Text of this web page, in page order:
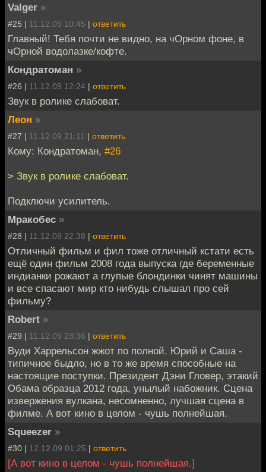
Valger »
#25 | 11.12.09 10:45 | ответить
Главный! Тебя почти не видно, на чОрном фоне, в
чОрной водолазке/кофте.
Кондратоман »
#26 | 11.12.09 12:24 | ответить
Звук в ролике слабоват.
Леон »
#27 | 11.12.09 21:11 | ответить
Кому: Кондратоман, #26
> Звук в ролике слабоват.
Подключи усилитель.
Мракобес »
#28 | 11.12.09 22:38 | ответить
Отличный фильм и фил тоже отличный кстати есть
ещё один фильм 2008 года выпуска где беременные
индианки рожают а глупые блондинки чинят машины
и все спасают мир кто нибудь слышал про сей
фильму?
Robert »
#29 | 11.12.09 23:36 | ответить
Вуди Харрельсон жжот по полной. Юрий и Саша -
типичное быдло, но в то же время способные на
настоящие поступки. Президент Дэни Гловер, этакий
Обама образца 2012 года, унылый набожник. Сцена
извержения вулкана, несомненно, лучшая сцена в
филме. А вот кино в целом - чушь полнейшая.
Squeezer »
#30 | 12.12.09 01:25 | ответить
[А вот кино в целом - чушь полнейшая.]